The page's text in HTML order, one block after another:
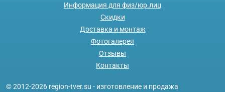
Информация для физ/юр.лиц
Скидки
Доставка и монтаж
Фотогалерея
Отзывы
Контакты
© 2012-2026 region-tver.su - изготовление и продажа